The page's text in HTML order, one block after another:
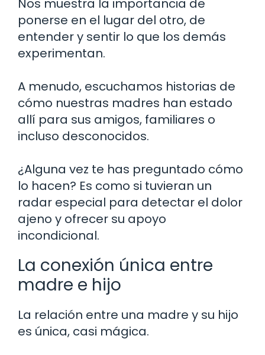
Nos muestra la importancia de
ponerse en el lugar del otro, de
entender y sentir lo que los demás
experimentan.
A menudo, escuchamos historias de
cómo nuestras madres han estado
allí para sus amigos, familiares o
incluso desconocidos.
¿Alguna vez te has preguntado cómo
lo hacen? Es como si tuvieran un
radar especial para detectar el dolor
ajeno y ofrecer su apoyo
incondicional.
La conexión única entre
madre e hijo
La relación entre una madre y su hijo
es única, casi mágica.